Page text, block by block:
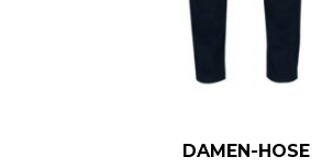
DAMEN-HOSE